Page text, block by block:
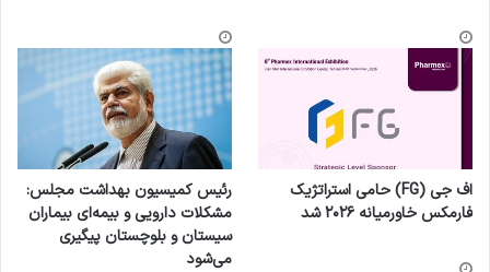
اف جی (FG) حامی استراتژیک
فارمکس خاورمیانه ۲۰۲۶ شد
رئیس کمیسیون بهداشت مجلس:
مشکلات دارویی و بیمه‌ای بیماران
سیستان و بلوچستان پیگیری
می‌شود